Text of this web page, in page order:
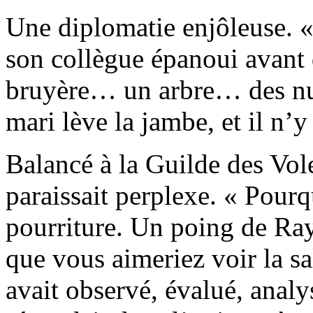
Une diplomatie enjôleuse.
son collègue épanoui
bruyère… un arbre… des
mari lève la jambe, et il
Balancé à la Guilde des
paraissait perplexe. «
pourriture. Un poing de
que vous aimeriez voir la
avait observé, évalué,